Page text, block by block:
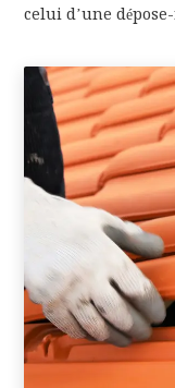
celui d’une